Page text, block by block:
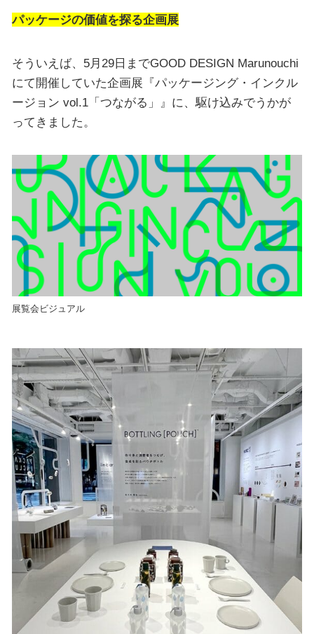
パッケージの価値を探る企画展
そういえば、5月29日までGOOD DESIGN Marunouchi
にて開催していた企画展『パッケージング・インクル
ージョン vol.1「つながる」』に、駆け込みでうかが
ってきました。
展覧会ビジュアル